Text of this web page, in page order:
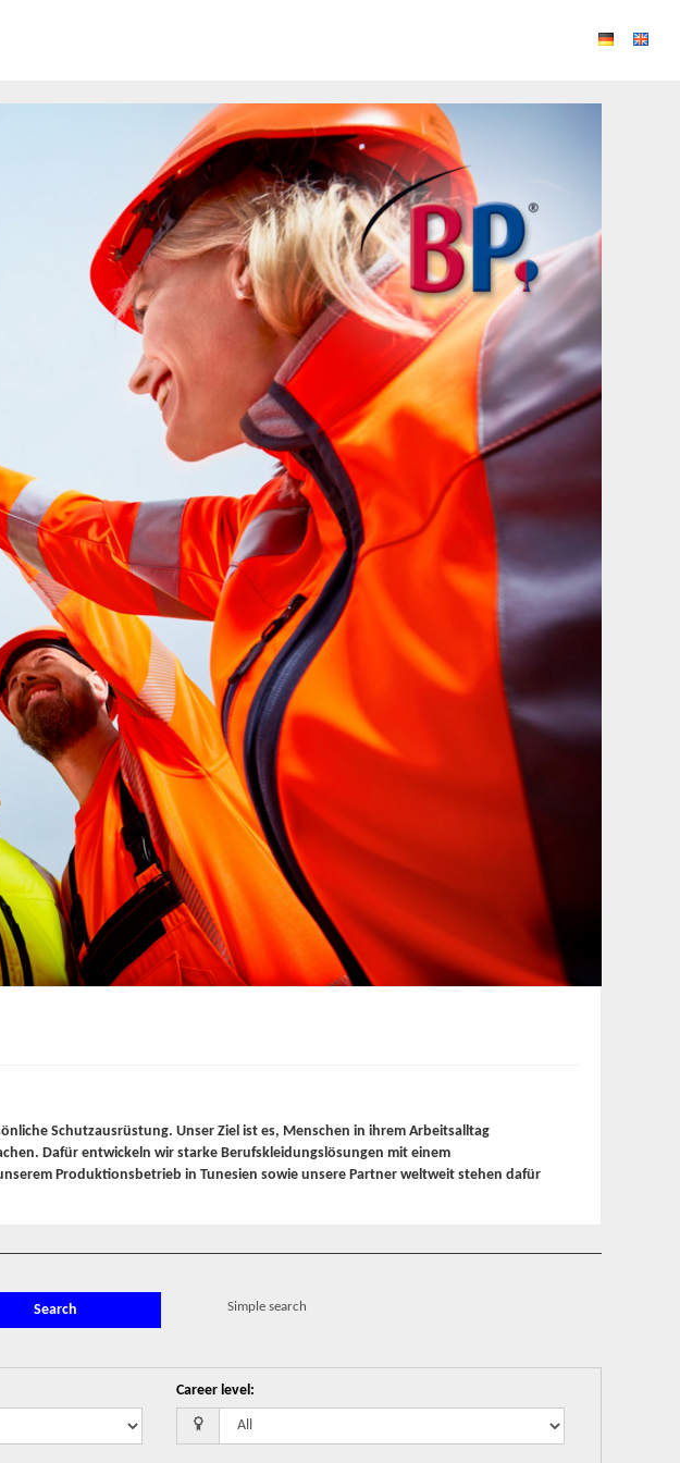
Schutzausrüstung. Unser Ziel ist es, Menschen in ihrem Arbeitsalltag
Dafür entwickeln wir starke Berufskleidungslösungen mit einem
Produktionsbetrieb in Tunesien sowie unsere Partner weltweit stehen dafür
Search Simple search
Career level :